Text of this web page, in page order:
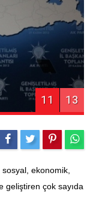
11 13
ekonomik,
geliştiren çok sayıda